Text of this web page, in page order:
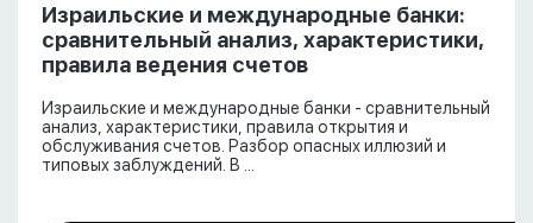
Израильские и международные банки:
сравнительный анализ, характеристики,
правила ведения счетов
Израильские и международные банки - сравнительный
анализ, характеристики, правила открытия и
обслуживания счетов. Разбор опасных иллюзий и
типовых заблуждений. В ...